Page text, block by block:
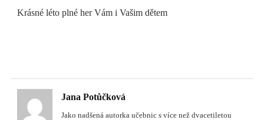
Krásné léto plné her Vám i Vašim dětem
Jana Potůčková
Jako nadšená autorka učebnic s více než dvacetiletou